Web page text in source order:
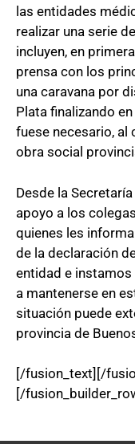
las entidades
realizar una serie
incluyen, en
prensa con los
una caravana por
Plata finalizando
fuese necesario, al
obra social
Desde la
apoyo a los
quienes les
de la declaración
entidad e
a mantenerse en
situación puede
provincia de
[/fusion_text][/
[/